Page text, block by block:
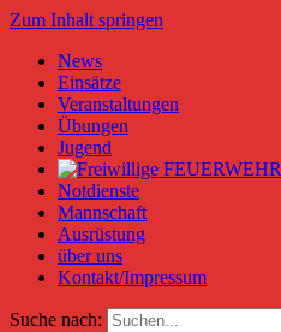
Zum Inhalt springen
News
Einsätze
Veranstaltungen
Übungen
Jugend
Notdienste
Mannschaft
Ausrüstung
über uns
Kontakt/Impressum
Suche nach: